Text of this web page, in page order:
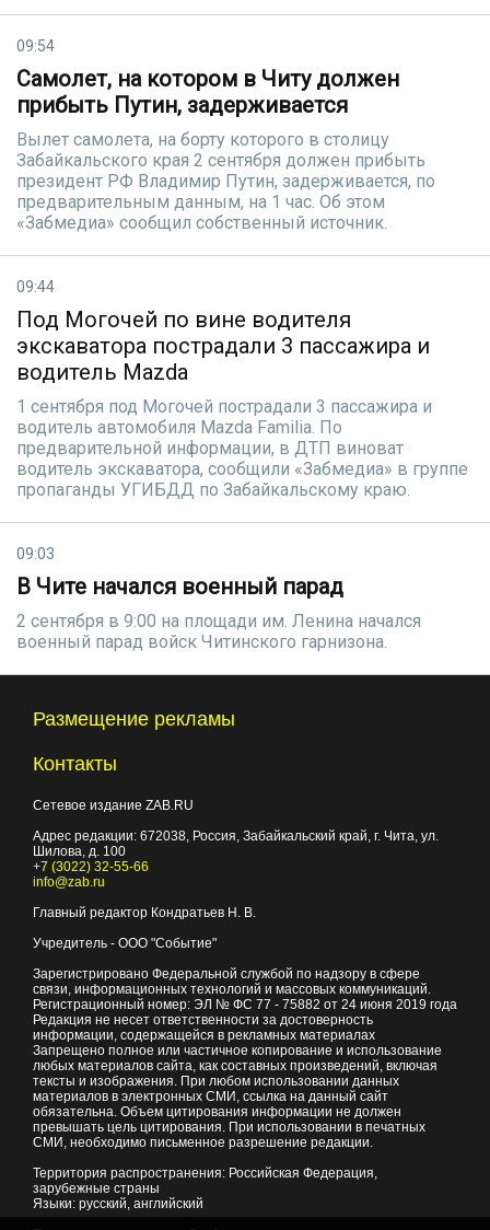
09:54
Самолет, на котором в Читу должен
прибыть Путин, задерживается
Вылет самолета, на борту которого в столицу
Забайкальского края 2 сентября должен прибыть
президент РФ Владимир Путин, задерживается, по
предварительным данным, на 1 час. Об этом
«Забмедиа» сообщил собственный источник.
09:44
Под Могочей по вине водителя
экскаватора пострадали 3 пассажира и
водитель Mazda
1 сентября под Могочей пострадали 3 пассажира и
водитель автомобиля Mazda Familia. По
предварительной информации, в ДТП виноват
водитель экскаватора, сообщили «Забмедиа» в группе
пропаганды УГИБДД по Забайкальскому краю.
09:03
В Чите начался военный парад
2 сентября в 9:00 на площади им. Ленина начался
военный парад войск Читинского гарнизона.
Размещение рекламы
Контакты
Сетевое издание ZAB.RU
Адрес редакции: 672038, Россия, Забайкальский край, г. Чита, ул.
Шилова, д. 100
+7 (3022) 32-55-66
info@zab.ru
Главный редактор Кондратьев Н. В.
Учредитель - ООО "Событие"
Зарегистрировано Федеральной службой по надзору в сфере
связи, информационных технологий и массовых коммуникаций.
Регистрационный номер: ЭЛ № ФС 77 - 75882 от 24 июня 2019 года
Редакция не несет ответственности за достоверность
информации, содержащейся в рекламных материалах
Запрещено полное или частичное копирование и использование
любых материалов сайта, как составных произведений, включая
тексты и изображения. При любом использовании данных
материалов в электронных СМИ, ссылка на данный сайт
обязательна. Объем цитирования информации не должен
превышать цель цитирования. При использовании в печатных
СМИ, необходимо письменное разрешение редакции.
Территория распространения: Российская Федерация,
зарубежные страны
Языки: русский, английский